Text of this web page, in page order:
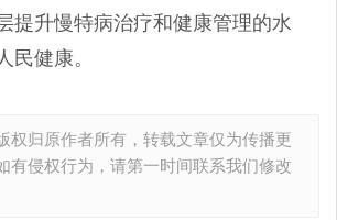
提升慢特病治疗和健康管理的水
民健康。
权归原作者所有，转载文章仅为传播更
有侵权行为，请第一时间联系我们修改